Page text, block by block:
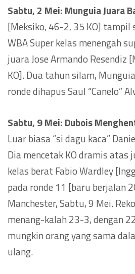
Sabtu, 2 Mei: Munguia Juara
[Meksiko, 46-2, 35 KO] tampil
WBA Super kelas menengah
juara Jose Armando Resendiz
KO]. Dua tahun silam,
ronde dihapus Saul “Canelo”
Sabtu, 9 Mei: Dubois
Luar biasa “si dagu kaca”
Dia mencetak KO dramis atas
kelas berat Fabio Wardley
pada ronde 11 [baru berjalan
Manchester, Sabtu, 9 Mei.
menang-kalah 23-3, dengan
mungkin orang yang sama
ulang.